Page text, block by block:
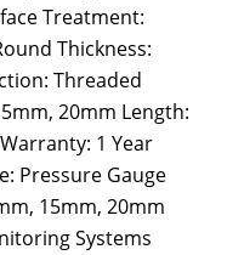
Treatment:
Thickness:
Threaded
20mm Length:
1 Year
Pressure Gauge
15mm, 20mm
Systems